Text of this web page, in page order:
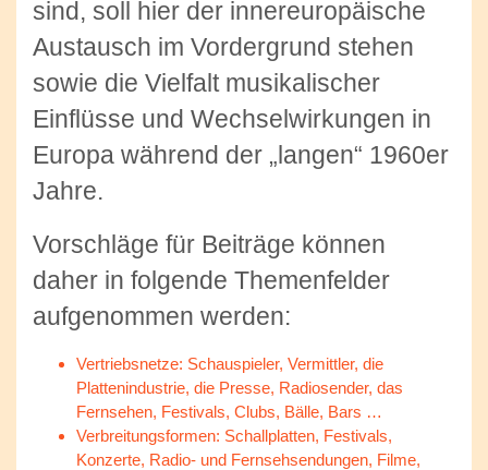
sind, soll hier der innereuropäische
Austausch im Vordergrund stehen
sowie die Vielfalt musikalischer
Einflüsse und Wechselwirkungen in
Europa während der „langen“ 1960er
Jahre.
Vorschläge für Beiträge können
daher in folgende Themenfelder
aufgenommen werden:
Vertriebsnetze: Schauspieler, Vermittler, die
Plattenindustrie, die Presse, Radiosender, das
Fernsehen, Festivals, Clubs, Bälle, Bars …
Verbreitungsformen: Schallplatten, Festivals,
Konzerte, Radio- und Fernsehsendungen, Filme,